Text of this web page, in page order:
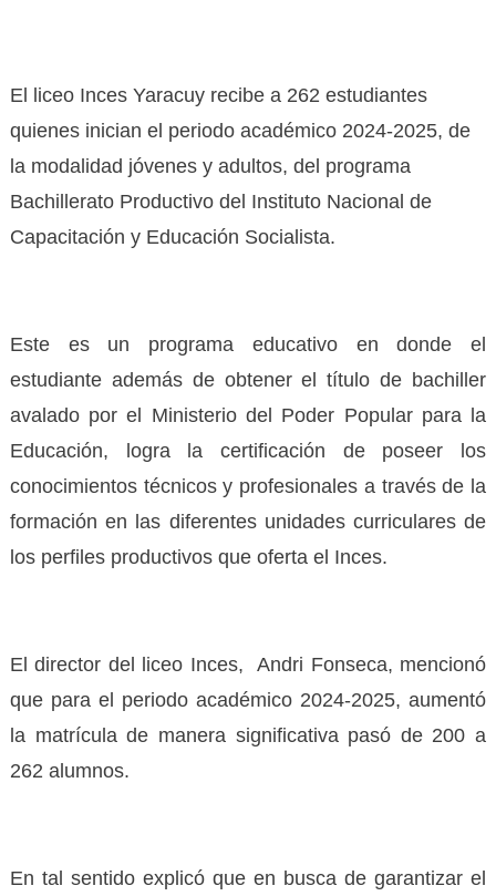
El liceo Inces Yaracuy recibe a 262 estudiantes
quienes inician el periodo académico 2024-2025, de
la modalidad jóvenes y adultos, del programa
Bachillerato Productivo del Instituto Nacional de
Capacitación y Educación Socialista.
Este es un programa educativo en donde el
estudiante además de obtener el título de bachiller
avalado por el Ministerio del Poder Popular para la
Educación, logra la certificación de poseer los
conocimientos técnicos y profesionales a través de la
formación en las diferentes unidades curriculares de
los perfiles productivos que oferta el Inces.
El director del liceo Inces, Andri Fonseca, mencionó
que para el periodo académico 2024-2025, aumentó
la matrícula de manera significativa pasó de 200 a
262 alumnos.
En tal sentido explicó que en busca de garantizar el